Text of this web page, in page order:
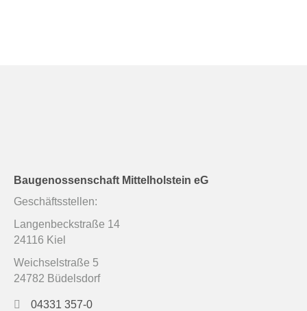
Baugenossenschaft Mittelholstein eG
Geschäftsstellen:
Langenbeckstraße 14
24116 Kiel
Weichselstraße 5
24782 Büdelsdorf
04331 357-0